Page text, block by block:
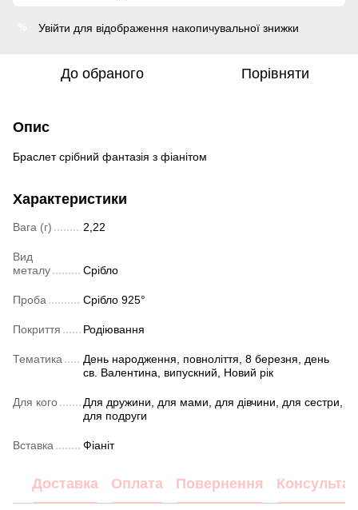
Увійти для відображення накопичувальної знижки
До обраного Порівняти
Опис
Браслет срібний фантазія з фіанітом
Характеристики
Вага (г) 2,22
Вид
металу
Срібло
Проба Срібло 925°
Покриття Родіювання
Тематика
День народження, повноліття, 8 березня, день
св. Валентина, випускний, Новий рік
Для кого
Для дружини, для мами, для дівчини, для сестри,
для подруги
Вставка Фіаніт
Доставка Оплата Повернення